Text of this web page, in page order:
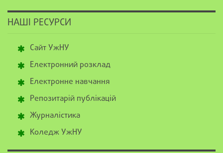
НАШІ РЕСУРСИ
Сайт УжНУ
Електронний розклад
Електронне навчання
Репозитарій публікацій
Журналістика
Коледж УжНУ